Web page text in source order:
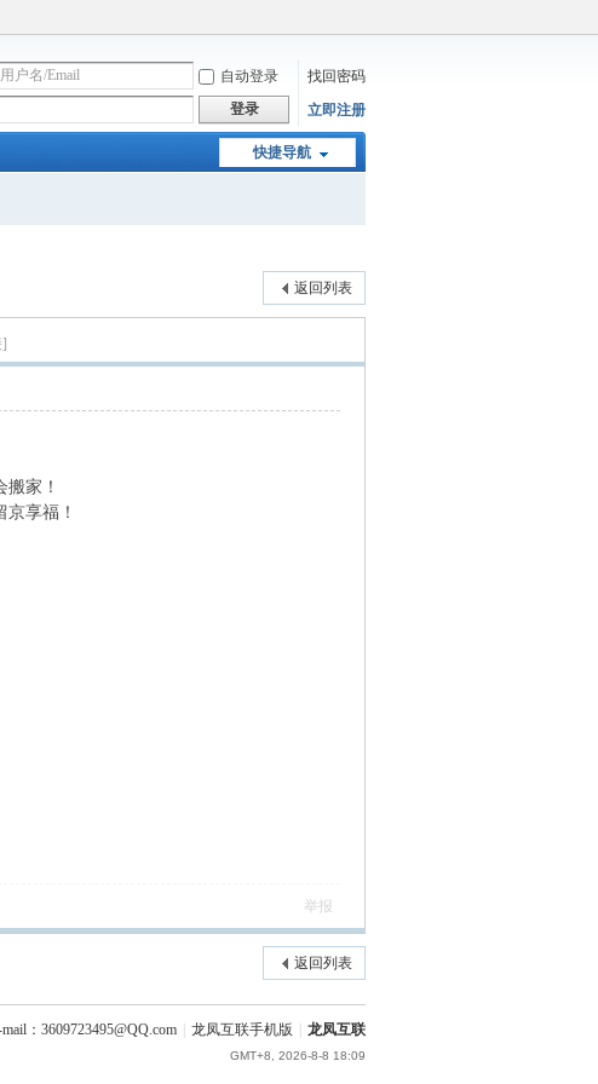
自动登录
找回密码
登录 立即注册
快捷导航
返回列表
家！
享福！
举报
返回列表
：3609723495@QQ.com 龙凤互联手机版 龙凤互联
GMT+8, 2026-8-8 18:09